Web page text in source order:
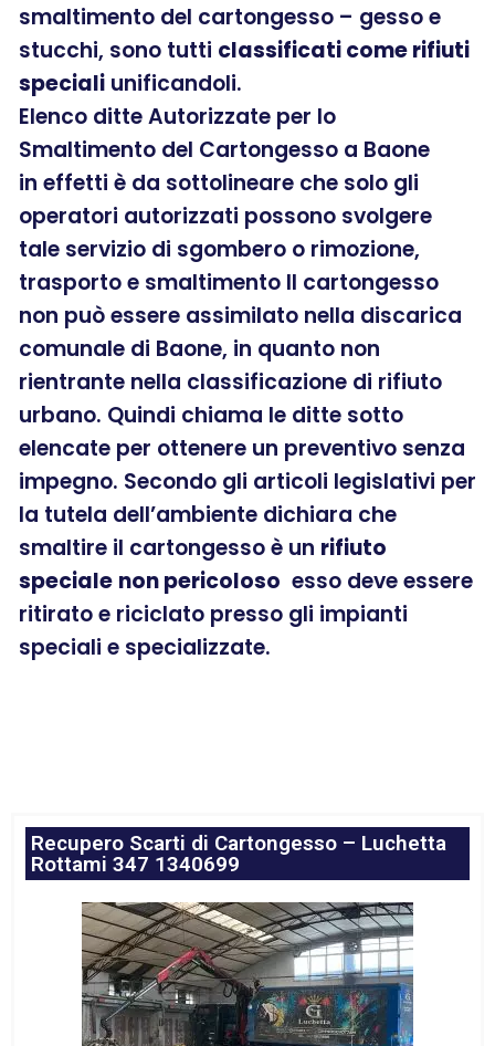
smaltimento del cartongesso – gesso e
stucchi, sono tutti classificati come rifiuti
speciali unificandoli.
Elenco ditte Autorizzate per lo
Smaltimento del Cartongesso a Baone
in effetti è da sottolineare che solo gli
operatori autorizzati possono svolgere
tale servizio di sgombero o rimozione,
trasporto e smaltimento Il cartongesso
non può essere assimilato nella discarica
comunale di Baone, in quanto non
rientrante nella classificazione di rifiuto
urbano. Quindi chiama le ditte sotto
elencate per ottenere un preventivo senza
impegno. Secondo gli articoli legislativi per
la tutela dell’ambiente dichiara che
smaltire il cartongesso è un rifiuto
speciale non pericoloso esso deve essere
ritirato e riciclato presso gli impianti
speciali e specializzate.
Recupero Scarti di Cartongesso – Luchetta
Rottami 347 1340699